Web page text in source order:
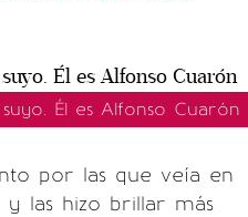
Él es Alfonso Cuarón
por las que veía en
y las hizo brillar más